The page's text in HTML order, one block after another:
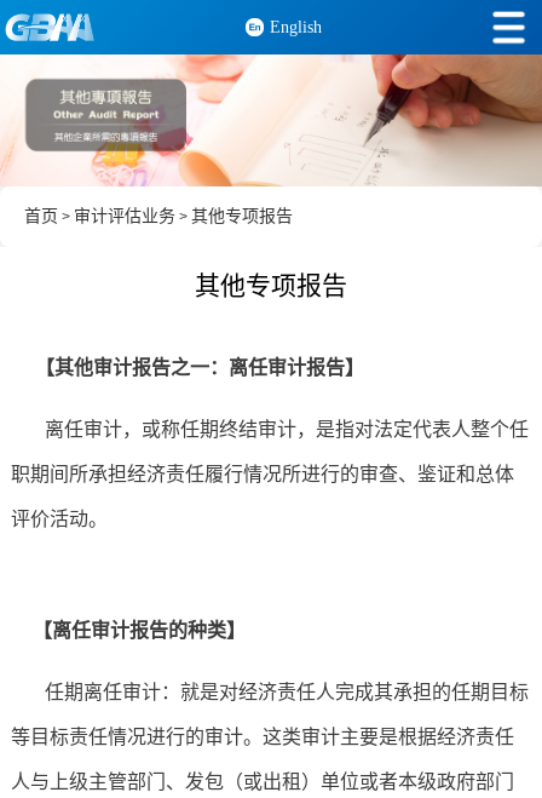
English
首页 > 审计评估业务 > 其他专项报告
其他专项报告
【其他审计报告之一：离任审计报告】
离任审计，或称任期终结审计，是指对法定代表人整个任
职期间所承担经济责任履行情况所进行的审查、鉴证和总体
评价活动。
【离任审计报告的种类】
任期离任审计：就是对经济责任人完成其承担的任期目标
等目标责任情况进行的审计。这类审计主要是根据经济责任
人与上级主管部门、发包（或出租）单位或者本级政府部门